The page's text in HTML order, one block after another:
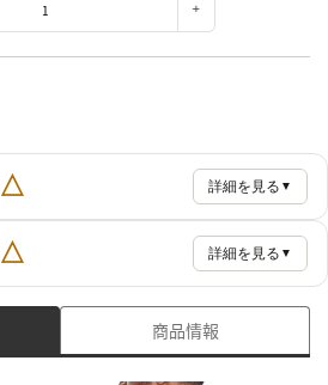
△ 詳細を見る ▼
△ 詳細を見る ▼
商品情報